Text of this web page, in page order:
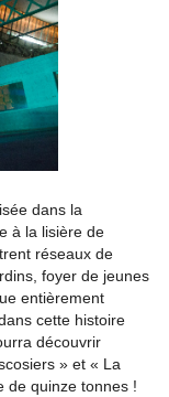
dans la
à la lisière de
réseaux de
foyer de jeunes
entièrement
cette histoire
découvrir
» et « La
de quinze tonnes !